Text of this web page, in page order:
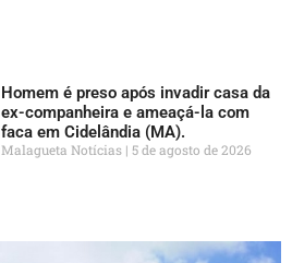
Homem é preso após invadir casa da
ex-companheira e ameaçá-la com
faca em Cidelândia (MA).
Malagueta Notícias 5 de agosto de 2026